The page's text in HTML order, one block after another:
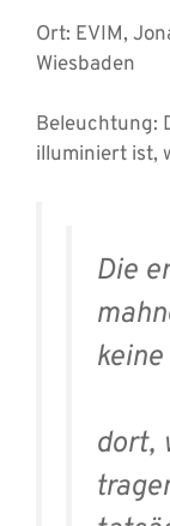
Ort: EVIM,
Wiesbaden
Beleuchtung:
illuminiert ist,
Die
keine
dort,